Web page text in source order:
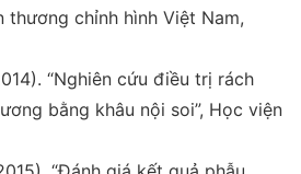
thương chỉnh hình Việt Nam,
“Nghiên cứu điều trị rách
bằng khâu nội soi”, Học viện